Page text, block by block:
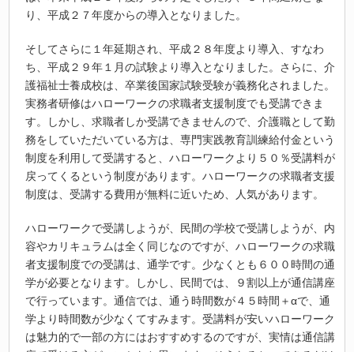
り、平成２７年度からの導入となりました。
そしてさらに１年延期され、平成２８年度より導入、すなわ
ち、平成２９年１月の試験より導入となりました。さらに、介
護福祉士養成校は、卒業後国家試験受験が義務化されました。
実務者研修はハローワークの求職者支援制度でも受講できま
す。しかし、求職者しか受講できませんので、介護職として勤
務をしていただいている方は、専門実践教育訓練給付金という
制度を利用して受講すると、ハローワークより５０％受講料が
戻ってくるという制度があります。ハローワークの求職者支援
制度は、受講する費用が無料に近いため、人気があります。
ハローワークで受講しようが、民間の学校で受講しようが、内
容やカリキュラムは全く同じなのですが、ハローワークの求職
者支援制度での受講は、通学です。少なくとも６００時間の通
学が必要となります。しかし、民間では、９割以上が通信講座
で行っています。通信では、通う時間数が４５時間＋αで、通
学より時間数が少なくてすみます。受講料が安いハローワーク
は魅力的で一部の方にはおすすめするのですが、実情は通信講